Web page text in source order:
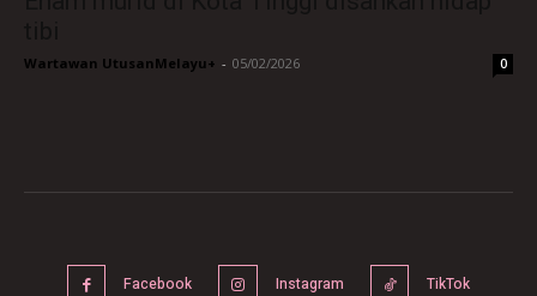
Wartawan UtusanMelayu+ - 05/02/2026 0
Facebook Instagram TikTok